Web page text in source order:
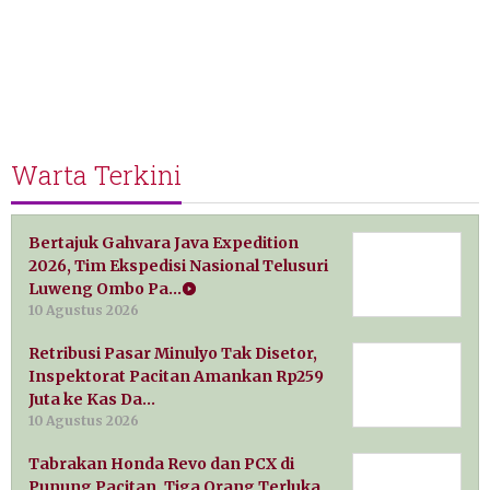
Warta Terkini
Bertajuk Gahvara Java Expedition
2026, Tim Ekspedisi Nasional Telusuri
Luweng Ombo Pa…
10 Agustus 2026
Retribusi Pasar Minulyo Tak Disetor,
Inspektorat Pacitan Amankan Rp259
Juta ke Kas Da…
10 Agustus 2026
Tabrakan Honda Revo dan PCX di